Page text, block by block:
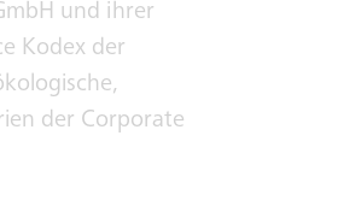
und ihrer
Kodex der
der Corporate